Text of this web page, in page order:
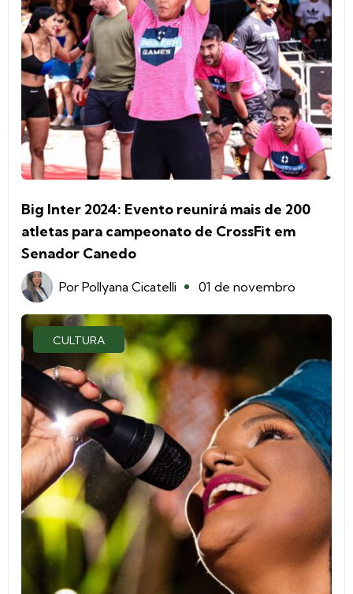
Big Inter 2024: Evento reunirá mais de 200
atletas para campeonato de CrossFit em
Senador Canedo
Por Pollyana Cicatelli 01 de novembro
CULTURA